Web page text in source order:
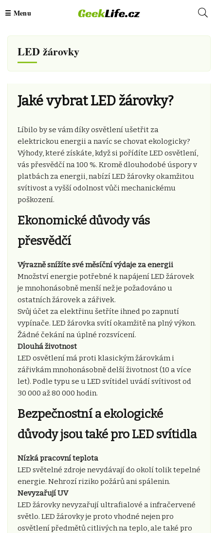
LED žárovky
Jaké vybrat LED žárovky?
Líbilo by se vám díky osvětlení ušetřit za
elektrickou energii a navíc se chovat ekologicky?
Výhody, které získáte, když si pořídíte LED osvětlení,
vás přesvědčí na 100 %. Kromě dlouhodobé úspory v
platbách za energii, nabízí LED žárovky okamžitou
svítivost a vyšší odolnost vůči mechanickému
poškození.
Ekonomické důvody vás
přesvědčí
Výrazně snížíte své měsíční výdaje za energii
Množství energie potřebné k napájení LED žárovek
je mnohonásobně menší než je požadováno u
ostatních žárovek a zářivek.
Svůj účet za elektřinu šetříte ihned po zapnutí
vypínače. LED žárovka svítí okamžitě na plný výkon.
Žádné čekání na úplné rozsvícení.
Dlouhá životnost
LED osvětlení má proti klasickým žárovkám i
zářivkám mnohonásobně delší životnost (10 a více
let). Podle typu se u LED svítidel uvádí svítivost od
30 000 až 80 000 hodin.
Bezpečnostní a ekologické
důvody jsou také pro LED svítidla
Nízká pracovní teplota
LED světelné zdroje nevydávají do okolí tolik tepelné
energie. Nehrozí riziko požárů ani spálenin.
Nevyzařují UV
LED žárovky nevyzařují ultrafialové a infračervené
světlo. LED žárovky je proto vhodné nejen pro
osvětlení předmětů citlivých na teplo, ale také pro